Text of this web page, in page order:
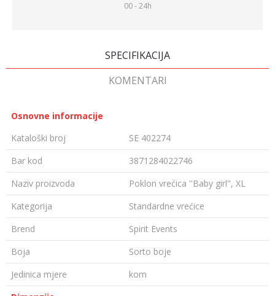
00 - 24h
SPECIFIKACIJA
KOMENTARI
Osnovne informacije
Kataloški broj
SE 402274
Bar kod
3871284022746
Naziv proizvoda
Poklon vrećica ''Baby girl'', XL
Kategorija
Standardne vrećice
Brend
Spirit Events
Boja
Sorto boje
Jedinica mjere
kom